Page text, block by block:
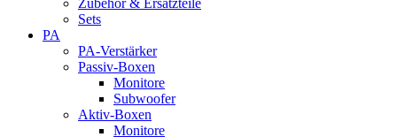
Zubehör & Ersatzteile
Sets
PA
PA-Verstärker
Passiv-Boxen
Monitore
Subwoofer
Aktiv-Boxen
Monitore